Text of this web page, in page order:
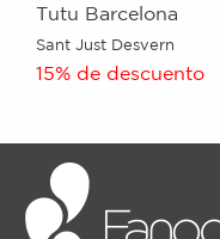
Tutu Barcelona
Sant Just Desvern
15% de descuento